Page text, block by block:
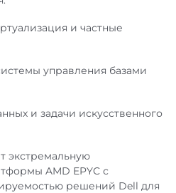
и частные
управления базами
и задачи искусственного
экстремальную
AMD EPYC с
решений Dell для